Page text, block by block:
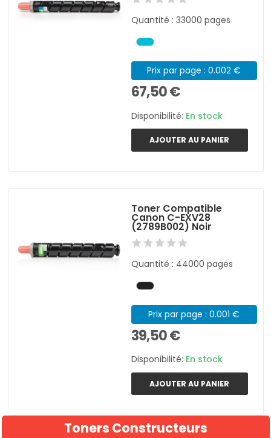
Quantité : 33000 pages
Prix par page : 0.002 €
67,50 €
Disponibilité: En stock
AJOUTER AU PANIER
Toner Compatible
Canon C-EXV28
(2789B002) Noir
Quantité : 44000 pages
Prix par page : 0.001 €
39,50 €
Disponibilité: En stock
AJOUTER AU PANIER
Toners Constructeurs